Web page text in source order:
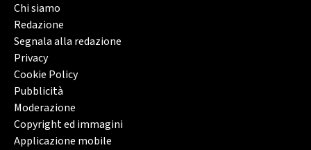
Chi siamo
Redazione
Segnala alla redazione
Privacy
Cookie Policy
Pubblicità
Moderazione
Copyright ed immagini
Applicazione mobile